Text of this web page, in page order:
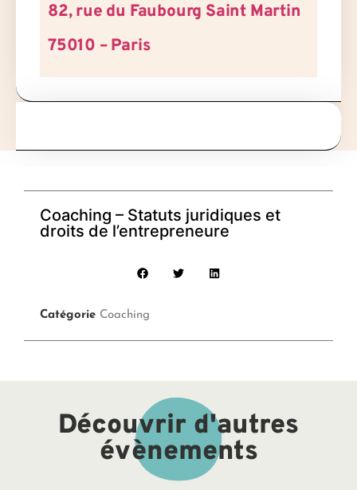
82, rue du Faubourg Saint Martin
75010 – Paris
Coaching – Statuts juridiques et
droits de l’entrepreneure
Catégorie Coaching
Découvrir d'autres
évènements